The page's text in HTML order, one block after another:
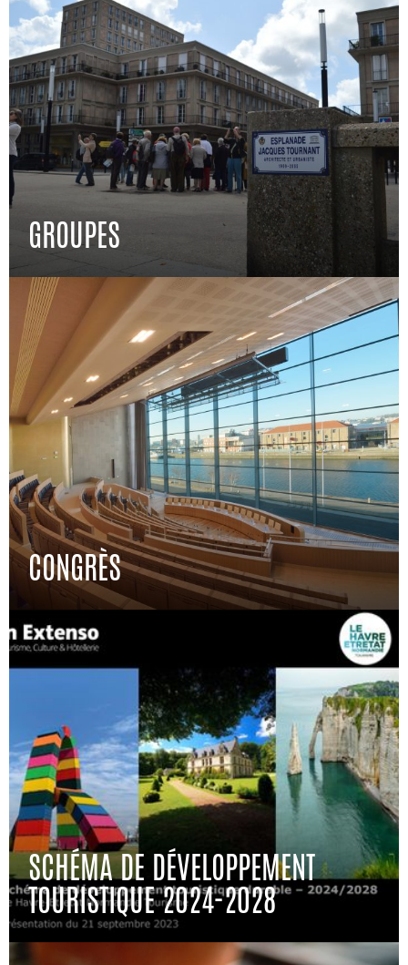
GROUPES
CONGRÈS
SCHÉMA DE DÉVELOPPEMENT
TOURISTIQUE 2024-2028